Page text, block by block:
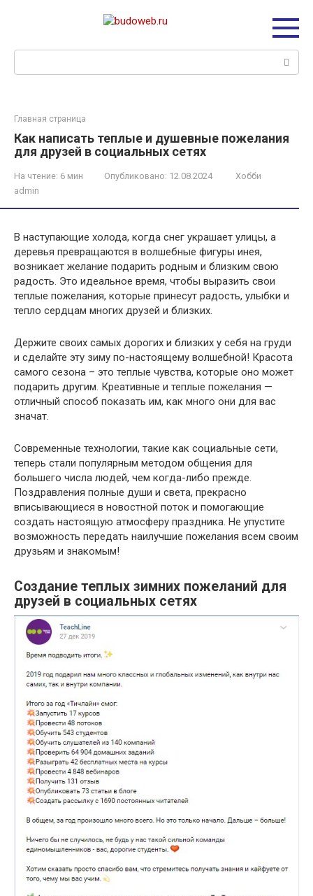
Главная страница
Как написать теплые и душевные пожелания
для друзей в социальных сетях
На чтение: 6 мин Опубликовано: 12.08.2024
Хобби
admin
В наступающие холода, когда снег украшает улицы, а
деревья превращаются в волшебные фигуры инея,
возникает желание подарить родным и близким свою
радость. Это идеальное время, чтобы выразить свои
теплые пожелания, которые принесут радость, улыбки и
тепло сердцам многих друзей и близких.
Держите своих самых дорогих и близких у себя на груди
и сделайте эту зиму по-настоящему волшебной! Красота
самого сезона – это теплые чувства, которые оно может
подарить другим. Креативные и теплые пожелания —
отличный способ показать им, как много они для вас
значат.
Современные технологии, такие как социальные сети,
теперь стали популярным методом общения для
большего числа людей, чем когда-либо прежде.
Поздравления полные души и света, прекрасно
вписывающиеся в новостной поток и помогающие
создать настоящую атмосферу праздника. Не упустите
возможность передать наилучшие пожелания всем своим
друзьям и знакомым!
Создание теплых зимних пожеланий для
друзей в социальных сетях